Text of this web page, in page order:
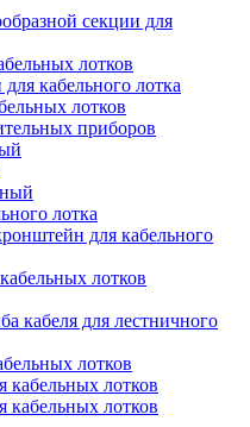
секции для
лотков
кабельного лотка
лотков
приборов
лотка
для кабельного
лотков
кабеля для лестничного
лотков
кабельных лотков
кабельных лотков